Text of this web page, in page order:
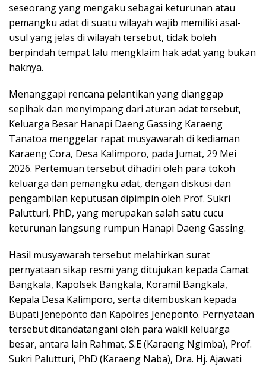
seseorang yang mengaku sebagai keturunan atau
pemangku adat di suatu wilayah wajib memiliki asal-
usul yang jelas di wilayah tersebut, tidak boleh
berpindah tempat lalu mengklaim hak adat yang bukan
haknya.
Menanggapi rencana pelantikan yang dianggap
sepihak dan menyimpang dari aturan adat tersebut,
Keluarga Besar Hanapi Daeng Gassing Karaeng
Tanatoa menggelar rapat musyawarah di kediaman
Karaeng Cora, Desa Kalimporo, pada Jumat, 29 Mei
2026. Pertemuan tersebut dihadiri oleh para tokoh
keluarga dan pemangku adat, dengan diskusi dan
pengambilan keputusan dipimpin oleh Prof. Sukri
Palutturi, PhD, yang merupakan salah satu cucu
keturunan langsung rumpun Hanapi Daeng Gassing.
Hasil musyawarah tersebut melahirkan surat
pernyataan sikap resmi yang ditujukan kepada Camat
Bangkala, Kapolsek Bangkala, Koramil Bangkala,
Kepala Desa Kalimporo, serta ditembuskan kepada
Bupati Jeneponto dan Kapolres Jeneponto. Pernyataan
tersebut ditandatangani oleh para wakil keluarga
besar, antara lain Rahmat, S.E (Karaeng Ngimba), Prof.
Sukri Palutturi, PhD (Karaeng Naba), Dra. Hj. Ajawati